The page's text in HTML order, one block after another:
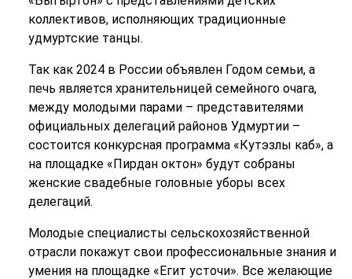
коллективов, исполняющих традиционные
удмуртские танцы.
Так как 2024 в России объявлен Годом семьи, а
печь является хранительницей семейного очага,
между молодыми парами – представителями
официальных делегаций районов Удмуртии –
состоится конкурсная программа «Кутэзлы каб», а
на площадке «Пирдан октон» будут собраны
женские свадебные головные уборы всех
делегаций.
Молодые специалисты сельскохозяйственной
отрасли покажут свои профессиональные знания и
умения на площадке «Егит усточи». Все желающие